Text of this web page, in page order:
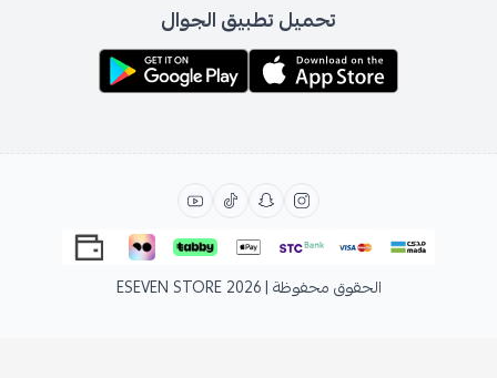
تحميل تطبيق الجوال
الحقوق محفوظة | 2026 ESEVEN STORE